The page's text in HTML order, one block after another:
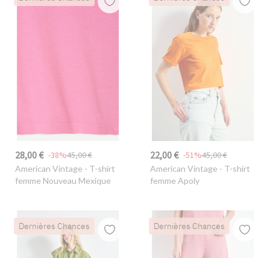
28,00 € 45,00 €
-38%
American Vintage - T-shirt
femme Nouveau Mexique
22,00 € 45,00 €
-51%
American Vintage - T-shirt
femme Apoly
Dernières Chances Dernières Chances